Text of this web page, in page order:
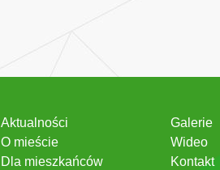
Aktualności
O mieście
Dla mieszkańców
Galerie
Wideo
Kontakt